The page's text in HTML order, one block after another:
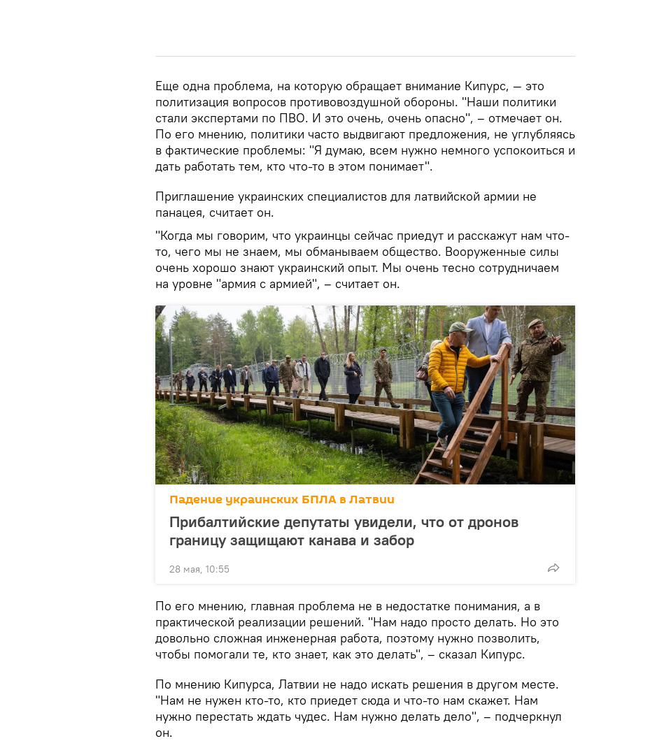
Еще одна проблема, на которую обращает внимание Кипурс, — это
политизация вопросов противовоздушной обороны. "Наши политики
стали экспертами по ПВО. И это очень, очень опасно", – отмечает он.
По его мнению, политики часто выдвигают предложения, не углубляясь
в фактические проблемы: "Я думаю, всем нужно немного успокоиться и
дать работать тем, кто что-то в этом понимает".
Приглашение украинских специалистов для латвийской армии не
панацея, считает он.
"Когда мы говорим, что украинцы сейчас приедут и расскажут нам что-
то, чего мы не знаем, мы обманываем общество. Вооруженные силы
очень хорошо знают украинский опыт. Мы очень тесно сотрудничаем
на уровне "армия с армией", – считает он.
Падение украинских БПЛА в Латвии
Прибалтийские депутаты увидели, что от дронов
границу защищают канава и забор
28 мая, 10:55
По его мнению, главная проблема не в недостатке понимания, а в
практической реализации решений. "Нам надо просто делать. Но это
довольно сложная инженерная работа, поэтому нужно позволить,
чтобы помогали те, кто знает, как это делать", – сказал Кипурс.
По мнению Кипурса, Латвии не надо искать решения в другом месте.
"Нам не нужен кто-то, кто приедет сюда и что-то нам скажет. Нам
нужно перестать ждать чудес. Нам нужно делать дело", – подчеркнул
он.